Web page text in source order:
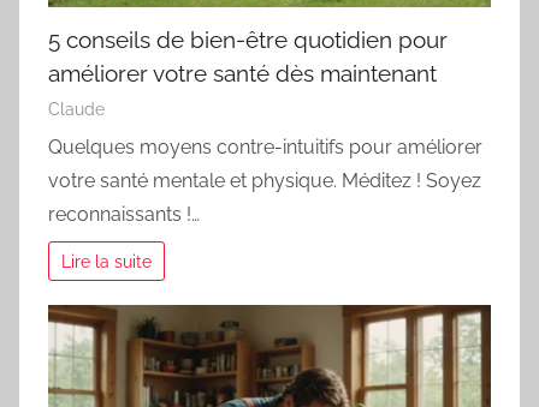
5 conseils de bien-être quotidien pour
améliorer votre santé dès maintenant
Claude
Quelques moyens contre-intuitifs pour améliorer
votre santé mentale et physique. Méditez ! Soyez
reconnaissants !…
Lire la suite